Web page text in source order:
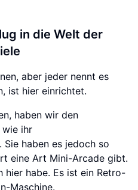
in die Welt der
aber jeder nennt es
ist hier einrichtet.
haben wir den
wie ihr
haben es jedoch so
eine Art Mini-Arcade gibt.
hier habe. Es ist ein Retro-
Maschine.